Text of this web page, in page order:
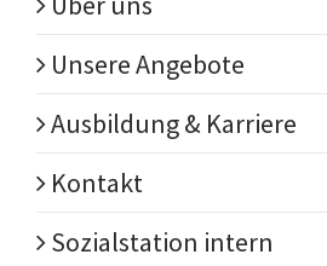
Unsere Angebote
Ausbildung & Karriere
Kontakt
Sozialstation intern